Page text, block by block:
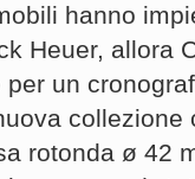
hanno
Heuer, allora
un
collezione
rotonda ø 42